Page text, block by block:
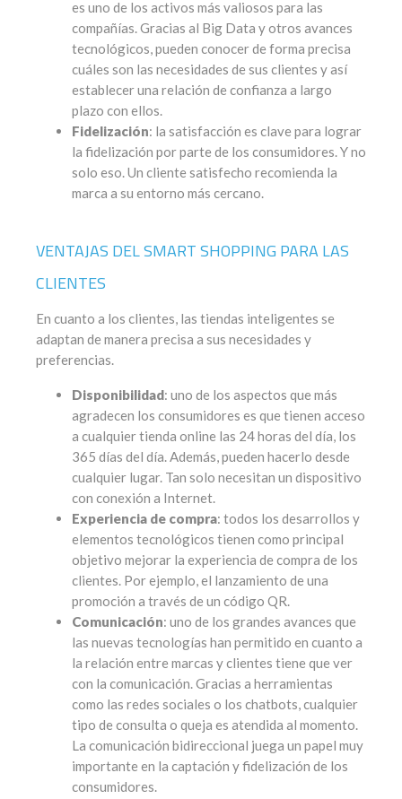
es uno de los activos más valiosos para las
compañías. Gracias al Big Data y otros avances
tecnológicos, pueden conocer de forma precisa
cuáles son las necesidades de sus clientes y así
establecer una relación de confianza a largo
plazo con ellos.
Fidelización: la satisfacción es clave para lograr
la fidelización por parte de los consumidores. Y no
solo eso. Un cliente satisfecho recomienda la
marca a su entorno más cercano.
VENTAJAS DEL SMART SHOPPING PARA LAS
CLIENTES
En cuanto a los clientes, las tiendas inteligentes se
adaptan de manera precisa a sus necesidades y
preferencias.
Disponibilidad: uno de los aspectos que más
agradecen los consumidores es que tienen acceso
a cualquier tienda online las 24 horas del día, los
365 días del día. Además, pueden hacerlo desde
cualquier lugar. Tan solo necesitan un dispositivo
con conexión a Internet.
Experiencia de compra: todos los desarrollos y
elementos tecnológicos tienen como principal
objetivo mejorar la experiencia de compra de los
clientes. Por ejemplo, el lanzamiento de una
promoción a través de un código QR.
Comunicación: uno de los grandes avances que
las nuevas tecnologías han permitido en cuanto a
la relación entre marcas y clientes tiene que ver
con la comunicación. Gracias a herramientas
como las redes sociales o los chatbots, cualquier
tipo de consulta o queja es atendida al momento.
La comunicación bidireccional juega un papel muy
importante en la captación y fidelización de los
consumidores.